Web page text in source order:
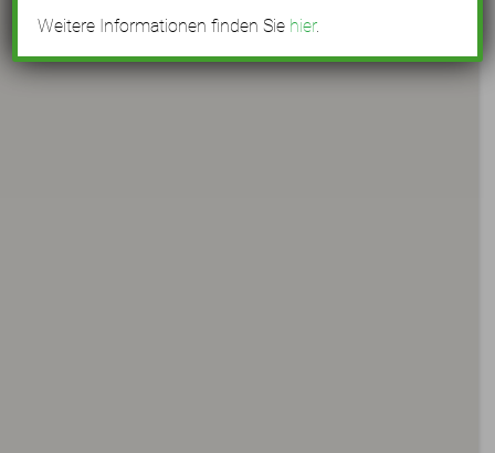
Weitere Informationen finden Sie hier.